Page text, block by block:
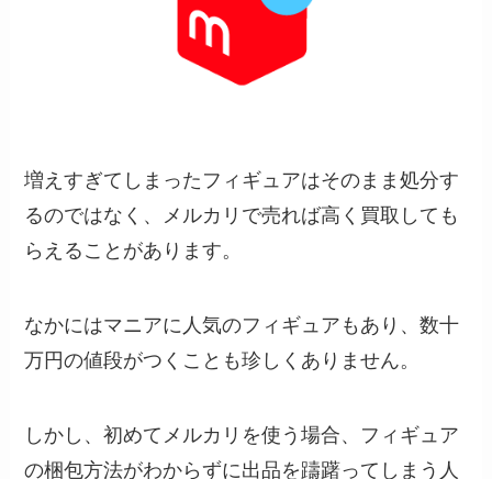
増えすぎてしまったフィギュアはそのまま処分す
るのではなく、メルカリで売れば高く買取しても
らえることがあります。
なかにはマニアに人気のフィギュアもあり、数十
万円の値段がつくことも珍しくありません。
しかし、初めてメルカリを使う場合、フィギュア
の梱包方法がわからずに出品を躊躇ってしまう人